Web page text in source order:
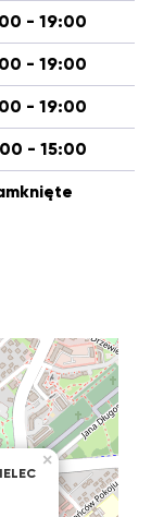
- 19:00
- 19:00
- 19:00
- 15:00
×